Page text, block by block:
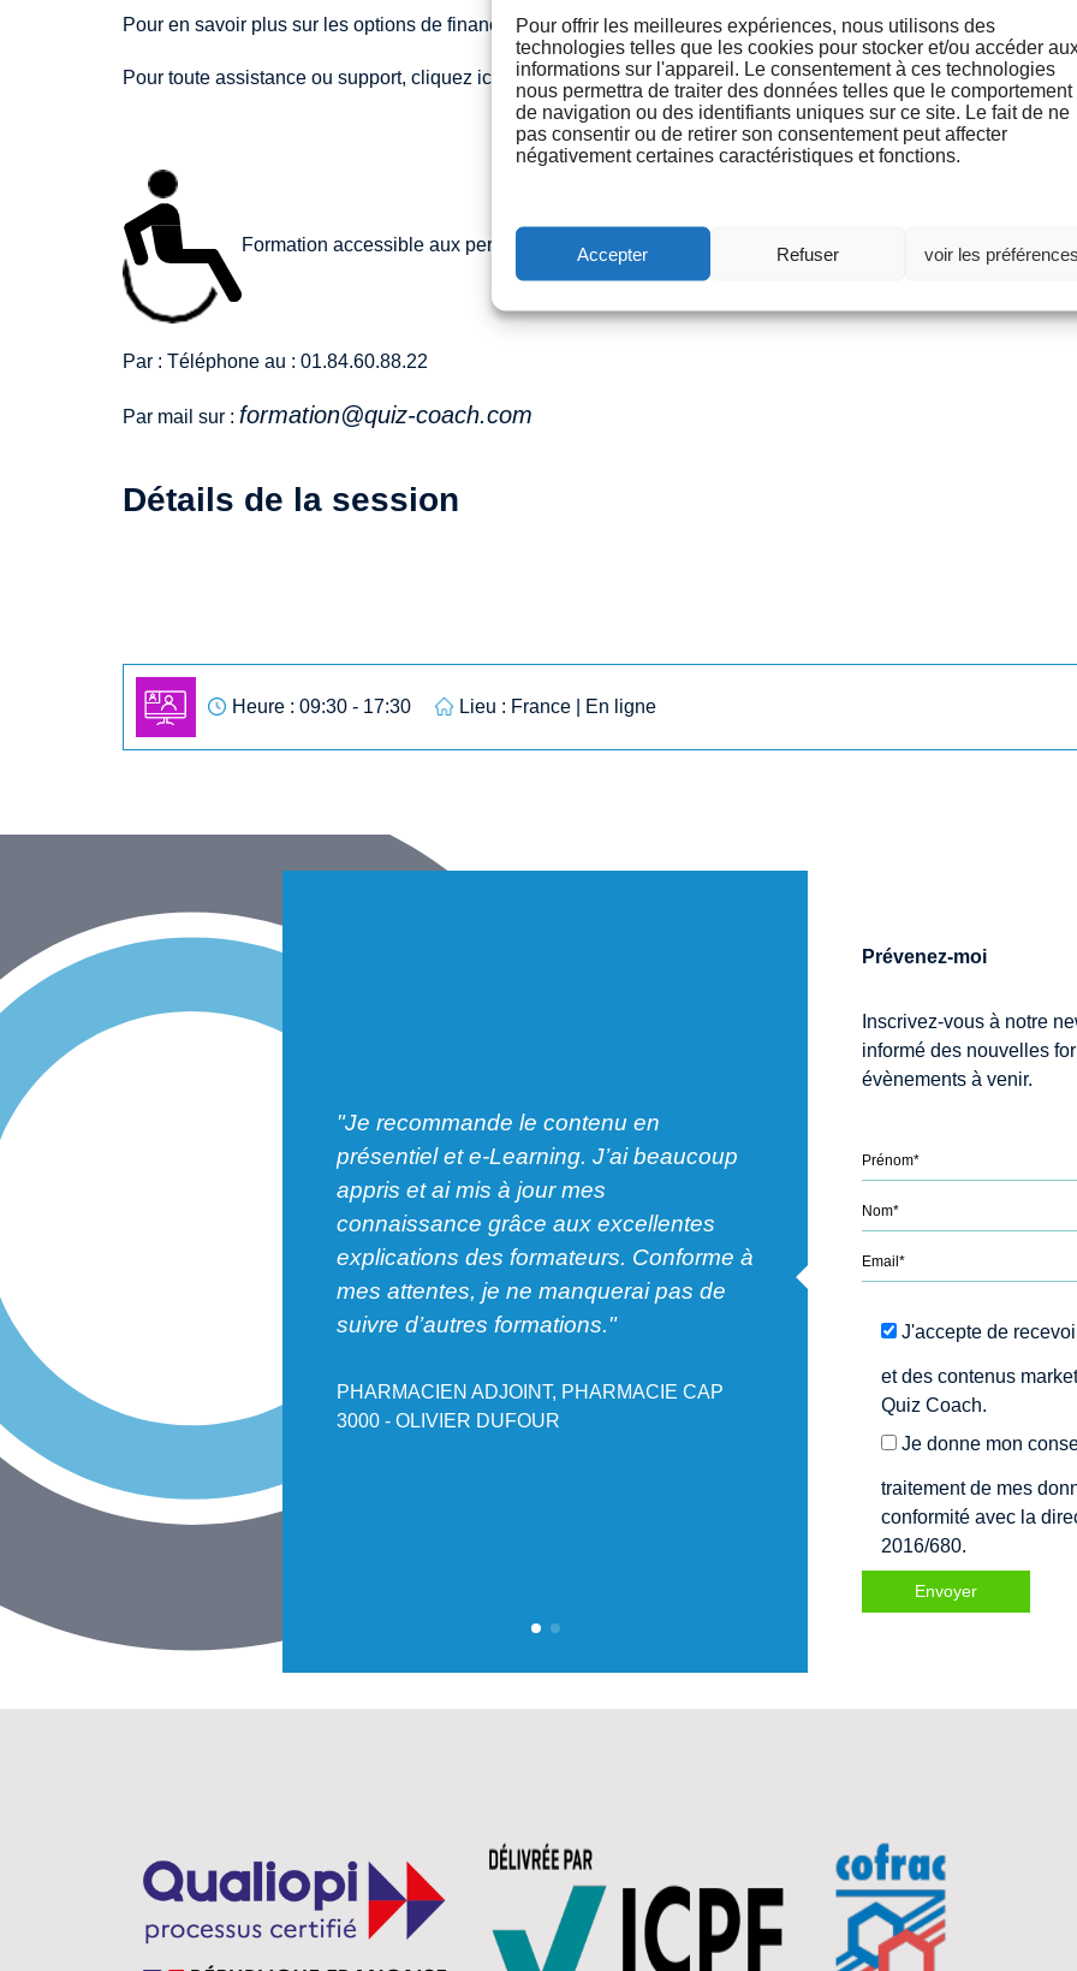
Pour offrir les meilleures expériences, nous utilisons des
technologies telles que les cookies pour stocker et/ou accéder
informations sur l'appareil. Le consentement à ces technologies
nous permettra de traiter des données telles que le comportement
de navigation ou des identifiants uniques sur ce site. Le fait de ne
pas consentir ou de retirer son consentement peut affecter
négativement certaines caractéristiques et fonctions.
Accepter Refuser voir les préférences
Pour en savoir plus sur les options de financement de la formation, cliquez icilien.
Pour toute assistance ou support, cliquez ici lienet nous serons ravis de vous aider !
Formation accessible aux personnes en situation de handicap, nous contacter pour toutes
Par : Téléphone au : 01.84.60.88.22
Par mail sur : formation@quiz-coach.com
Détails de la session
Heure : 09:30 - 17:30 Lieu : France | En ligne
TITULAIRE, PHARMACIE DU
- ADRIEN SOUMET
"Je recommande le contenu en
présentiel et e-Learning. J’ai beaucoup
appris et ai mis à jour mes
connaissance grâce aux excellentes
explications des formateurs. Conforme à
mes attentes, je ne manquerai pas de
suivre d’autres formations."
PHARMACIEN ADJOINT, PHARMACIE CAP
3000 - OLIVIER DUFOUR
"Formation professionnelle
suivre. Je suis très satisfait par
attentes."
PHARMACIEN TITULAIRE,
CARRÉ SÉNART - ADRIEN
Prévenez-moi
Inscrivez-vous à notre
informé des nouvelles
évènements à venir.
J'accepte de
et des contenus
Quiz Coach.
Je donne mon
traitement de mes
conformité avec la
2016/680.